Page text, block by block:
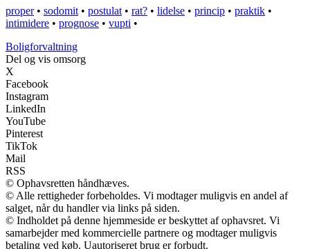
proper• sodomit • postulat • rat? • lidelse • princip • praktik •
intimidere • prognose • vupti •
Boligforvaltning
Del og vis omsorg
X
Facebook
Instagram
LinkedIn
YouTube
Pinterest
TikTok
Mail
RSS
© Ophavsretten håndhæves.
© Alle rettigheder forbeholdes. Vi modtager muligvis en andel af
salget, når du handler via links på siden.
© Indholdet på denne hjemmeside er beskyttet af ophavsret. Vi
samarbejder med kommercielle partnere og modtager muligvis
betaling ved køb. Uautoriseret brug er forbudt.